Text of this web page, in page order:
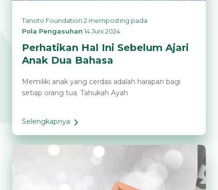
Tanoto Foundation 2 memposting pada
Pola Pengasuhan 14 Juni 2024
Perhatikan Hal Ini Sebelum Ajari
Anak Dua Bahasa
Memiliki anak yang cerdas adalah harapan bagi
setiap orang tua. Tahukah Ayah
Selengkapnya
Perhatikan
Hal